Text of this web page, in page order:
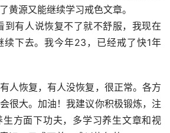
黄源又能继续学习戒色文章。
到有人说恢复不了就不舒服，我现在
续下去。我今年23，已经戒了快1年
人恢复，有人没恢复，很正常。各方
很大。加油！我建议你积极锻炼，注
方面下功夫，多学习养生文章和视